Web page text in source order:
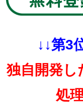
↓↓第3
独自開発し
処